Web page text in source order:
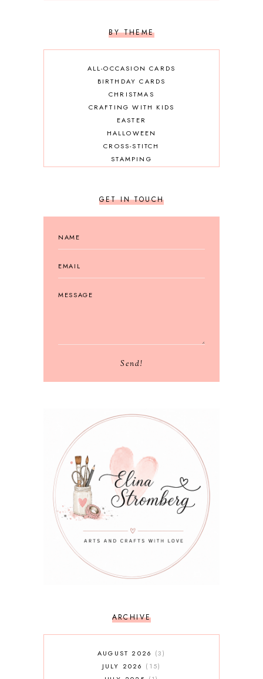
BY THEME
ALL-OCCASION CARDS
BIRTHDAY CARDS
CHRISTMAS
CRAFTING WITH KIDS
EASTER
HALLOWEEN
CROSS-STITCH
STAMPING
GET IN TOUCH
Send!
ARCHIVE
AUGUST 2026
3
JULY 2026
15